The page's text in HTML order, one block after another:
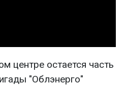
центре остается часть
"Облэнерго"